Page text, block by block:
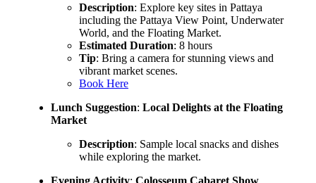
Description: Explore key sites in Pattaya
including the Pattaya View Point, Underwater
World, and the Floating Market.
Estimated Duration: 8 hours
Tip: Bring a camera for stunning views and
vibrant market scenes.
Book Here
Lunch Suggestion: Local Delights at the Floating
Market
Description: Sample local snacks and dishes
while exploring the market.
Evening Activity: Colosseum Cabaret Show